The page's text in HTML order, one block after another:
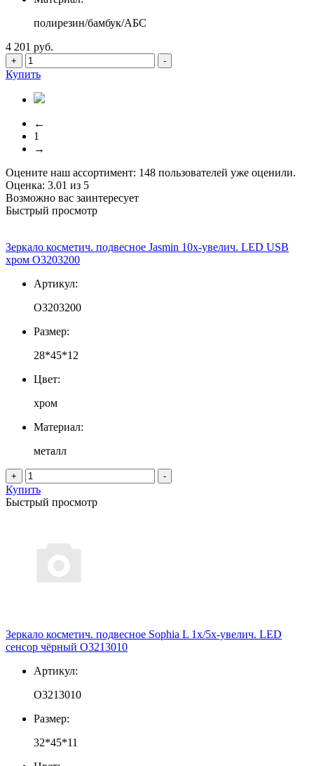
полирезин/бамбук/АБС
4 201 руб.
+ -
Купить
←
1
→
Оцените наш ассортимент: 148 пользователей уже оценили.
Оценка: 3.01 из 5
Возможно вас заинтересует
Быстрый просмотр
Зеркало косметич. подвесное Jasmin 10х-увелич. LED USB
хром О3203200
Артикул:
О3203200
Размер:
28*45*12
Цвет:
хром
Материал:
металл
+ -
Купить
Быстрый просмотр
Зеркало косметич. подвесное Sophia L 1х/5х-увелич. LED
сенсор чёрный О3213010
Артикул:
О3213010
Размер:
32*45*11